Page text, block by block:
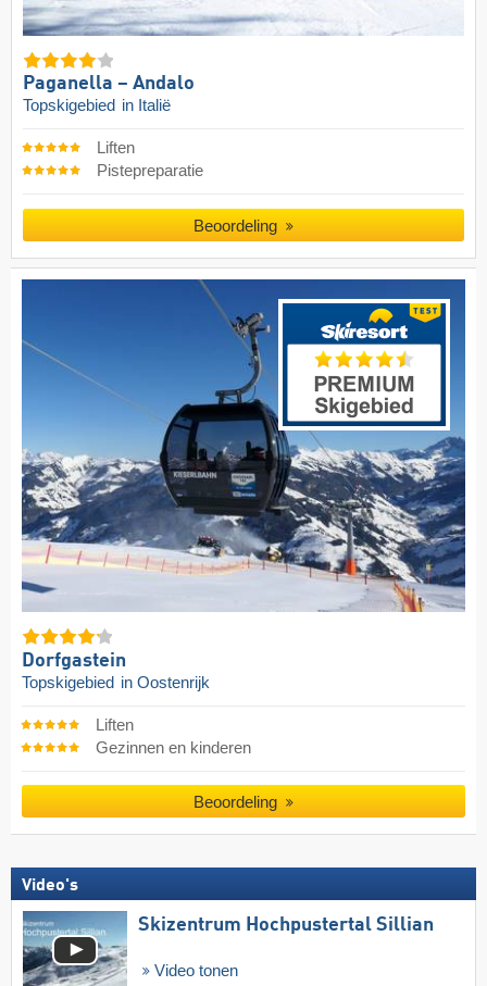
Paganella – Andalo
Topskigebied in Italië
Liften
Pistepreparatie
Beoordeling
Dorfgastein
Topskigebied in Oostenrijk
Liften
Gezinnen en kinderen
Beoordeling
Video's
Skizentrum Hochpustertal Sillian
Video tonen